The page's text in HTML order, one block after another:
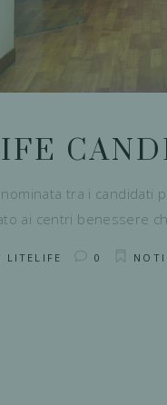
tra i candidati
ai centri benessere
LITELIFE 0